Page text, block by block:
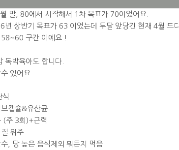
말, 80에서 시작해서 1차 목표가 70이었어요.
년 상반기 목표가 63 이었는데 두달 앞당긴 현재 4월 드
58~60 구간 이예요 !
독박육아도 합니다.
있어요
식
캡슐&유산균
(주 3회)+근력
위주
, 당 높은 음식제외 뭐든지 먹음